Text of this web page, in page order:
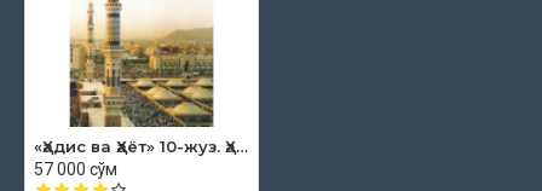
Ҳарами шарифга ҳадйи аташ
Макка ҳарами фазли ҳақида
Маккага эҳромсиз кириш жоиз
Замзам сувидан ичиш ва олиб кетиш
Ҳожига сув бериш фазли
Каъбани Аллоҳ таоло ҳифз этгани ҳақида
Мадинанинг фазли ҳақида
«Ҳадис ва Ҳаёт» 10-жуз. Ҳаж китоби
57 000 сўм